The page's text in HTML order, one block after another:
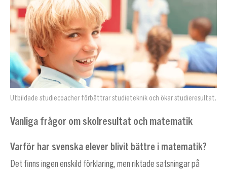
Utbildade studiecoacher förbättrar studieteknik och ökar studieresultat.
Vanliga frågor om skolresultat och matematik
Varför har svenska elever blivit bättre i matematik?
Det finns ingen enskild förklaring, men riktade satsningar på